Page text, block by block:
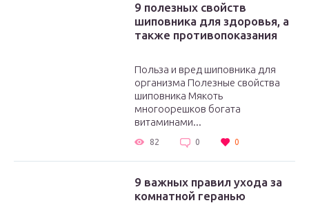
9 полезных свойств
шиповника для здоровья, а
также противопоказания
Польза и вред шиповника для
организма Полезные свойства
шиповника Мякоть
многоорешков богата
витаминами...
82 0 0
9 важных правил ухода за
комнатной геранью